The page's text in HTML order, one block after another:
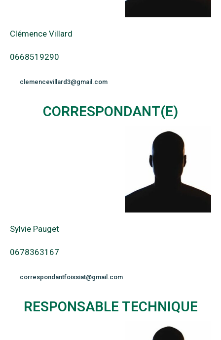
Clémence Villard
0668519290
clemencevillard3@gmail.com
CORRESPONDANT(E)
Sylvie Pauget
0678363167
correspondantfoissiat@gmail.com
RESPONSABLE TECHNIQUE